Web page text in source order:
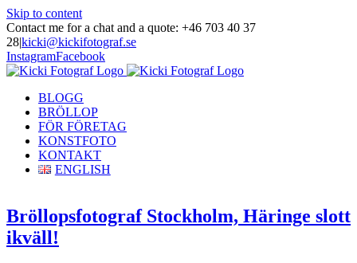
Skip to content
Contact me for a chat and a quote: +46 703 40 37
28|kicki@kickifotograf.se
InstagramFacebook
BLOGG
BRÖLLOP
FÖR FÖRETAG
KONSTFOTO
KONTAKT
ENGLISH
Bröllopsfotograf Stockholm, Häringe slott
ikväll!